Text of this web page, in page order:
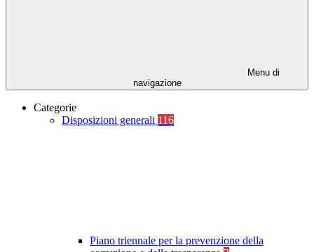
Menu di
navigazione
Categorie
Disposizioni generali 116
Piano triennale per la prevenzione della